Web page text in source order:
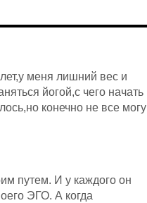
меня лишний вес и
йогой,с чего начать
конечно не все могу
путем. И у каждого он
ЭГО. А когда